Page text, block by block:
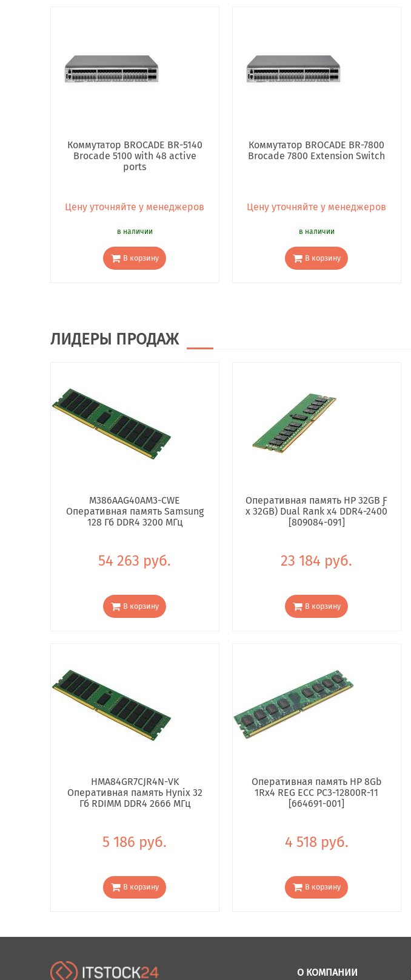
Коммутатор BROCADE BR-5140
Brocade 5100 with 48 active
ports
Цену уточняйте у менеджеров
в наличии
В корзину
Коммутатор BROCADE BR-7800
Brocade 7800 Extension Switch
Цену уточняйте у менеджеров
в наличии
В корзину
ЛИДЕРЫ ПРОДАЖ
M386AAG40AM3-CWE
Оперативная память Samsung
128 Гб DDR4 3200 МГц
54 263 руб.
В корзину
Оперативная память HP 32GB Ƒ
x 32GB) Dual Rank x4 DDR4-2400
[809084-091]
23 184 руб.
В корзину
HMA84GR7CJR4N-VK
Оперативная память Hynix 32
Гб RDIMM DDR4 2666 МГц
5 186 руб.
В корзину
Оперативная память HP 8Gb
1Rx4 REG ECC PC3-12800R-11
[664691-001]
4 518 руб.
В корзину
О КОМПАНИИ